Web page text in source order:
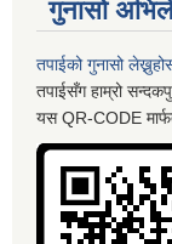
गुनासो
तपाईको गुनासो
तपाईसँग हाम्रो
यस QR-CODE